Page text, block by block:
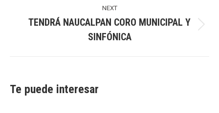
NEXT
Next
post:
TENDRÁ NAUCALPAN CORO MUNICIPAL Y
SINFÓNICA
Te puede interesar